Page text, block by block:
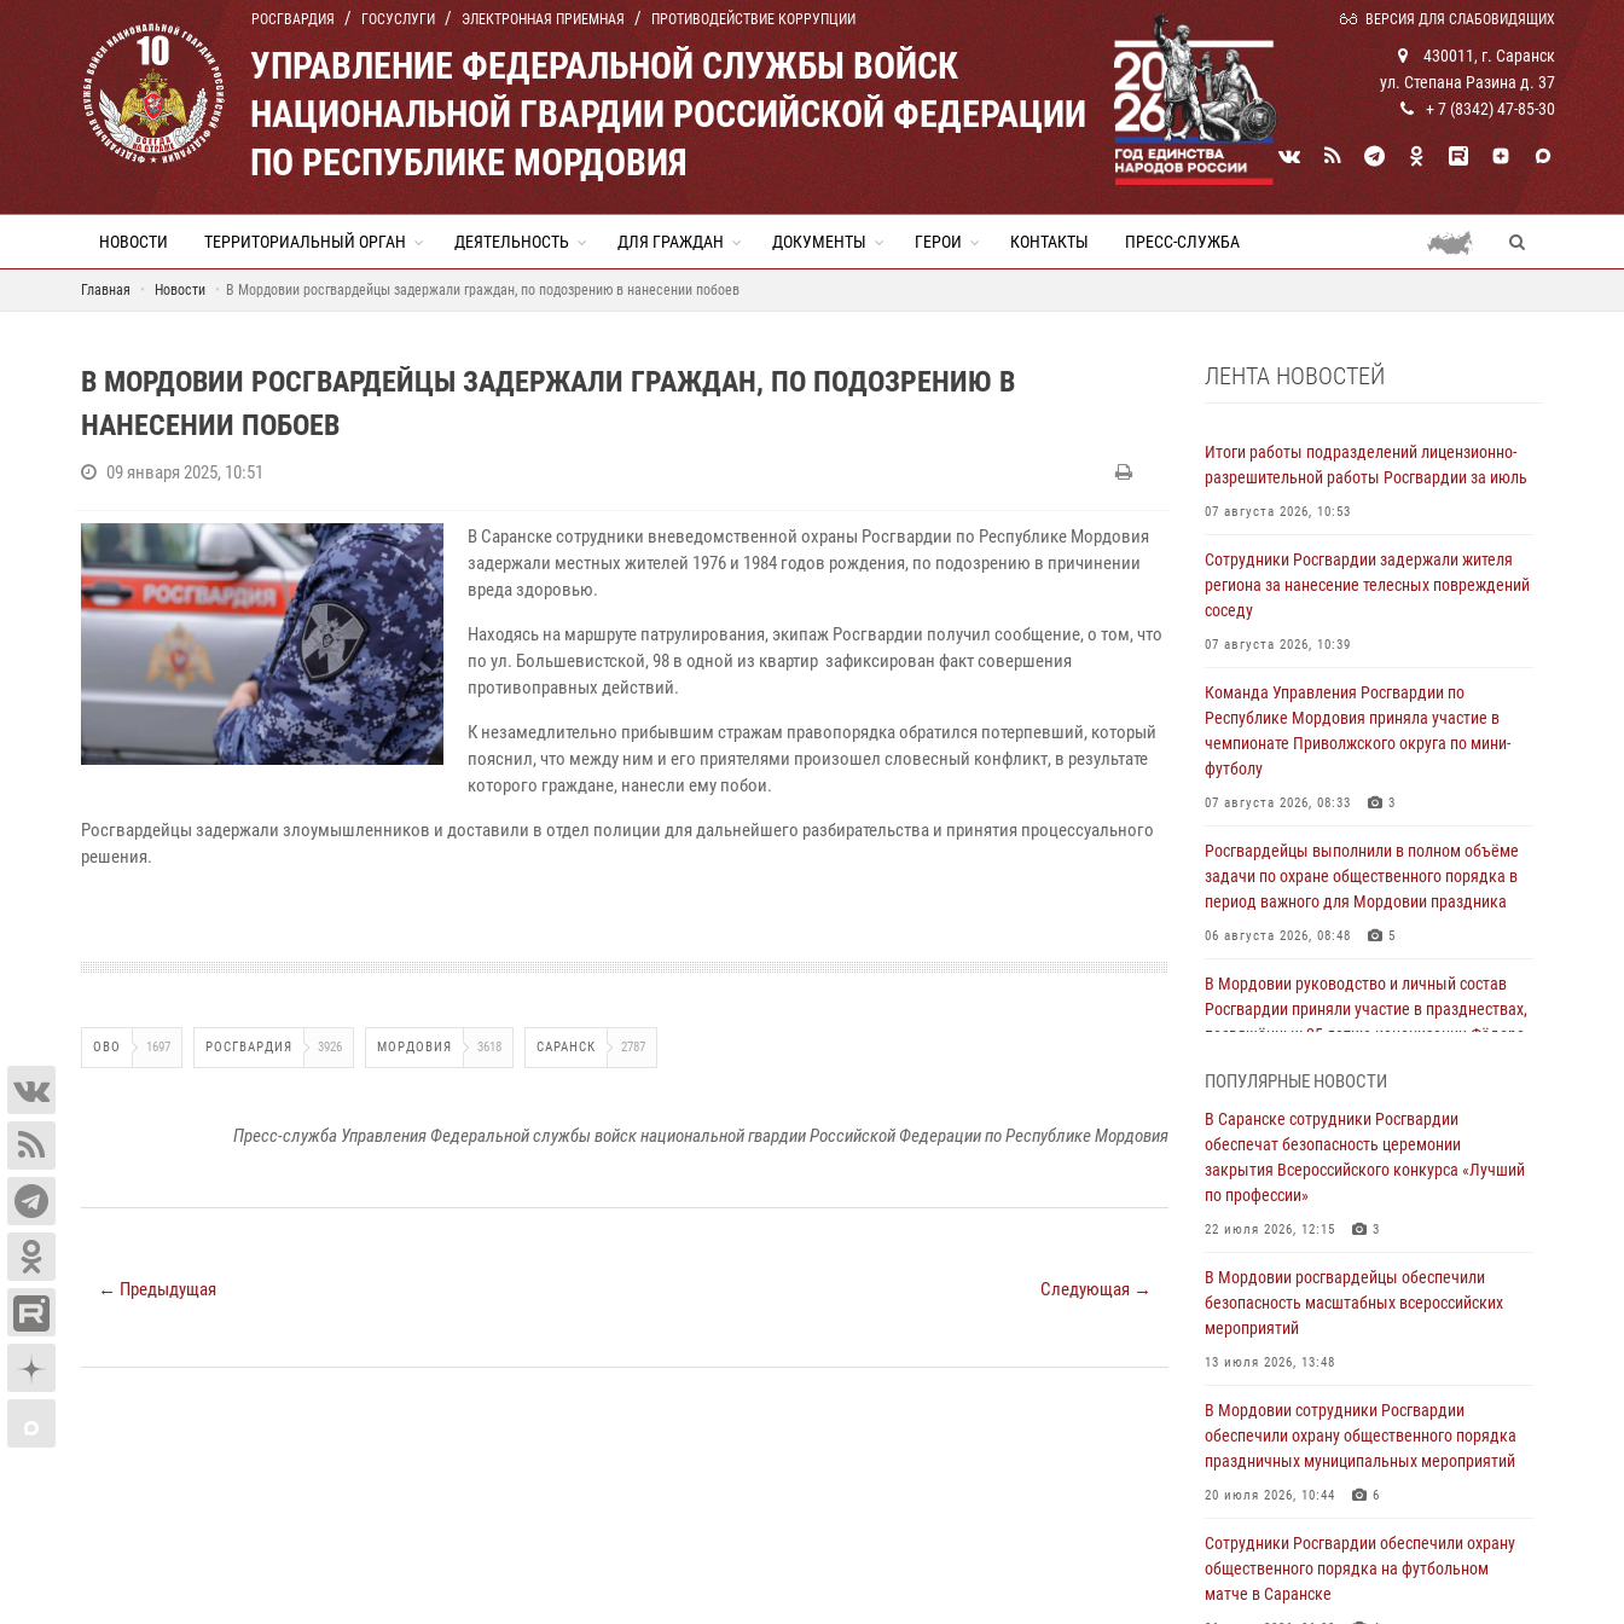
РОСГВАРДИЯ ГОСУСЛУГИ ЭЛЕКТРОННАЯ ПРИЕМНАЯ ПРОТИВОДЕЙСТВИЕ КОРРУПЦИИ ВЕРСИЯ ДЛЯ СЛАБОВИДЯЩИХ
УПРАВЛЕНИЕ ФЕДЕРАЛЬНОЙ СЛУЖБЫ ВОЙСК
НАЦИОНАЛЬНОЙ ГВАРДИИ РОССИЙСКОЙ ФЕДЕРАЦИИ
ПО РЕСПУБЛИКЕ МОРДОВИЯ
430011, г. Саранск
ул. Степана Разина д. 37
+ 7 (8342) 47-85-30
НОВОСТИ ТЕРРИТОРИАЛЬНЫЙ ОРГАН ДЕЯТЕЛЬНОСТЬ ДЛЯ ГРАЖДАН ДОКУМЕНТЫ ГЕРОИ КОНТАКТЫ ПРЕСС-СЛУЖБА
Главная Новости В Мордовии росгвардейцы задержали граждан, по подозрению в нанесении побоев
В МОРДОВИИ РОСГВАРДЕЙЦЫ ЗАДЕРЖАЛИ ГРАЖДАН, ПО ПОДОЗРЕНИЮ В
НАНЕСЕНИИ ПОБОЕВ
09 января 2025, 10:51
В Саранске сотрудники вневедомственной охраны Росгвардии по Республике Мордовия
задержали местных жителей 1976 и 1984 годов рождения, по подозрению в причинении
вреда здоровью.
Находясь на маршруте патрулирования, экипаж Росгвардии получил сообщение, о том, что
по ул. Большевистской, 98 в одной из квартир зафиксирован факт совершения
противоправных действий.
К незамедлительно прибывшим стражам правопорядка обратился потерпевший, который
пояснил, что между ним и его приятелями произошел словесный конфликт, в результате
которого граждане, нанесли ему побои.
Росгвардейцы задержали злоумышленников и доставили в отдел полиции для дальнейшего разбирательства и принятия процессуального
решения.
ОВО 1697 РОСГВАРДИЯ 3926 МОРДОВИЯ 3618 САРАНСК 2787
Пресс-служба Управления Федеральной службы войск национальной гвардии Российской Федерации по Республике Мордовия
← Предыдущая Следующая →
ЛЕНТА НОВОСТЕЙ
Итоги работы подразделений лицензионно-
разрешительной работы Росгвардии за июль
07 августа 2026, 10:53
Сотрудники Росгвардии задержали жителя
региона за нанесение телесных повреждений
соседу
07 августа 2026, 10:39
Команда Управления Росгвардии по
Республике Мордовия приняла участие в
чемпионате Приволжского округа по мини-
футболу
07 августа 2026, 08:33 3
Росгвардейцы выполнили в полном объёме
задачи по охране общественного порядка в
период важного для Мордовии праздника
06 августа 2026, 08:48 5
В Мордовии руководство и личный состав
Росгвардии приняли участие в празднествах,
посвящённых 25-летию канонизации Фёдора
В Саранске сотрудники Росгвардии
задержали дебошира, повредившего
имущество в кафе
06 августа 2026, 07:03
В Саранске по обращению жителей
правоохранители отреагировали
незамедлительно
05 августа 2026, 15:04
В Саранске сотрудники Росгвардии
задержали мужчину, подозреваемого в
причинении телесных повреждений супруге
05 августа 2026, 12:34
Росгвардейцы обеспечили общественную
безопасность во время проведения
масштабного праздника в Темникове
ПОПУЛЯРНЫЕ НОВОСТИ
В Саранске сотрудники Росгвардии
обеспечат безопасность церемонии
закрытия Всероссийского конкурса «Лучший
по профессии»
22 июля 2026, 12:15 3
В Мордовии росгвардейцы обеспечили
безопасность масштабных всероссийских
мероприятий
13 июля 2026, 13:48
В Мордовии сотрудники Росгвардии
обеспечили охрану общественного порядка
праздничных муниципальных мероприятий
20 июля 2026, 10:44 6
Сотрудники Росгвардии обеспечили охрану
общественного порядка на футбольном
матче в Саранске